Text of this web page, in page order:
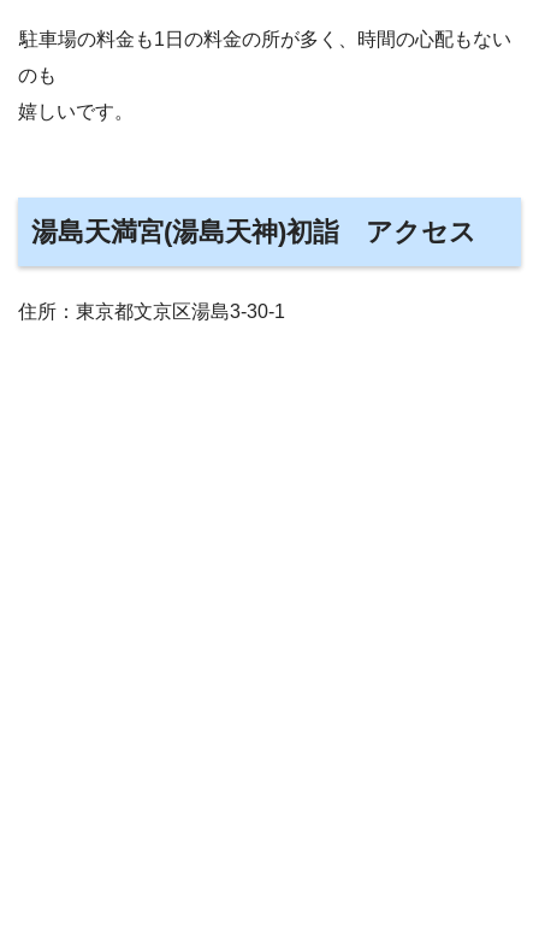
駐車場の料金も1日の料金の所が多く、時間の心配もない
のも
嬉しいです。
湯島天満宮(湯島天神)初詣 アクセス
住所：東京都文京区湯島3-30-1